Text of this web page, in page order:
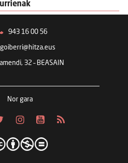
943 16 00 56
goiberri@hitza.eus
32 – BEASAIN
Nor gara